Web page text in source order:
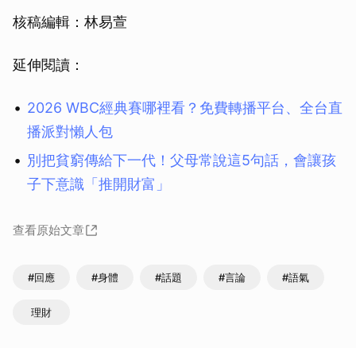
核稿編輯：林易萱
延伸閱讀：
2026 WBC經典賽哪裡看？免費轉播平台、全台直
播派對懶人包
別把貧窮傳給下一代！父母常說這5句話，會讓孩
子下意識「推開財富」
查看原始文章
#回應 #身體 #話題 #言論 #語氣
理財